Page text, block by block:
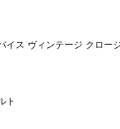
イス ヴィンテージ クロー
ト